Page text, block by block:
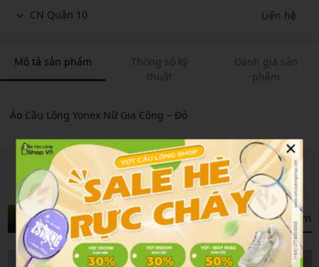
CN Quận 10 Liên hệ
Mô tả sản phẩm
Thông số kỹ
thuật
Đánh giá sản
phẩm
Áo Cầu Lông Yonex Nữ Gia Công – Đỏ
Sản Phẩm Liên Quan Xem thêm
×